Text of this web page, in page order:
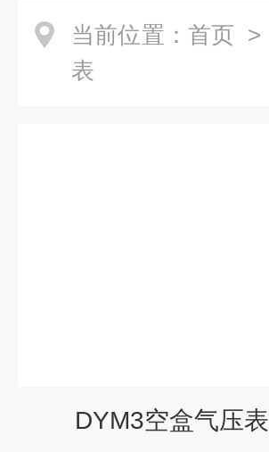
当前位置： 首页 >
表
DYM3空盒气压表